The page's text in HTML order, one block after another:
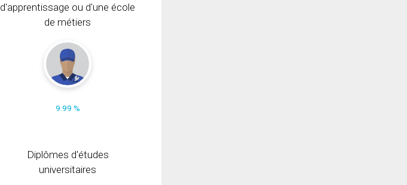
d'apprentissage ou d'une école
de métiers
9.99 %
Diplômes d'études
universitaires